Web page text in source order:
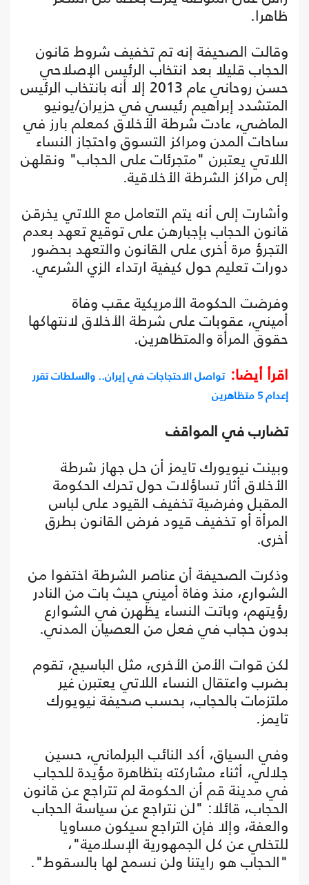
ظاهرا.
وقالت الصحيفة إنه تم تخفيف شروط قانون
الحجاب قليلا بعد انتخاب الرئيس الإصلاحي
حسن روحاني عام 2013 إلا أنه بانتخاب الرئيس
المتشدد إبراهيم رئيسي في حزيران/يونيو
الماضي، عادت شرطة الأخلاق كمعلم بارز في
ساحات المدن ومراكز التسوق واحتجاز النساء
اللاتي يعتبرن "متجرئات على الحجاب" ونقلهن
إلى مراكز الشرطة الأخلاقية.
وأشارت إلى أنه يتم التعامل مع اللاتي يخرقن
قانون الحجاب بإجبارهن على توقيع تعهد بعدم
التجرؤ مرة أخرى على القانون والتعهد بحضور
دورات تعليم حول كيفية ارتداء الزي الشرعي.
وفرضت الحكومة الأمريكية عقب وفاة
أميني، عقوبات على شرطة الأخلاق لانتهاكها
حقوق المرأة والمتظاهرين.
اقرأ أيضا: تواصل الاحتجاجات في إيران.. والسلطات تقرر
إعدام 5 متظاهرين
تضارب في المواقف
وبينت نيويورك تايمز أن حل جهاز شرطة
الأخلاق أثار تساؤلات حول تحرك الحكومة
المقبل وفرضية تخفيف القيود على لباس
المرأة أو تخفيف قيود فرض القانون بطرق
أخرى.
وذكرت الصحيفة أن عناصر الشرطة اختفوا من
الشوارع، منذ وفاة أميني حيث بات من النادر
رؤيتهم، وباتت النساء يظهرن في الشوارع
بدون حجاب في فعل من العصيان المدني.
لكن قوات الأمن الأخرى، مثل الباسيج، تقوم
بضرب واعتقال النساء اللاتي يعتبرن غير
ملتزمات بالحجاب، بحسب صحيفة نيويورك
تايمز.
وفي السياق، أكد النائب البرلماني، حسين
جلالي، أثناء مشاركته بتظاهرة مؤيدة للحجاب
في مدينة قم أن الحكومة لم تتراجع عن قانون
الحجاب، قائلا: "لن نتراجع عن سياسة الحجاب
والعفة، وإلا فإن التراجع سيكون مساويا
للتخلي عن كل الجمهورية الإسلامية"،
"الحجاب هو رايتنا ولن نسمح لها بالسقوط".